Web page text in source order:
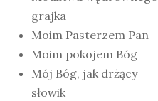
grajka
Moim Pasterzem Pan
Moim pokojem Bóg
Mój Bóg, jak drżący
słowik